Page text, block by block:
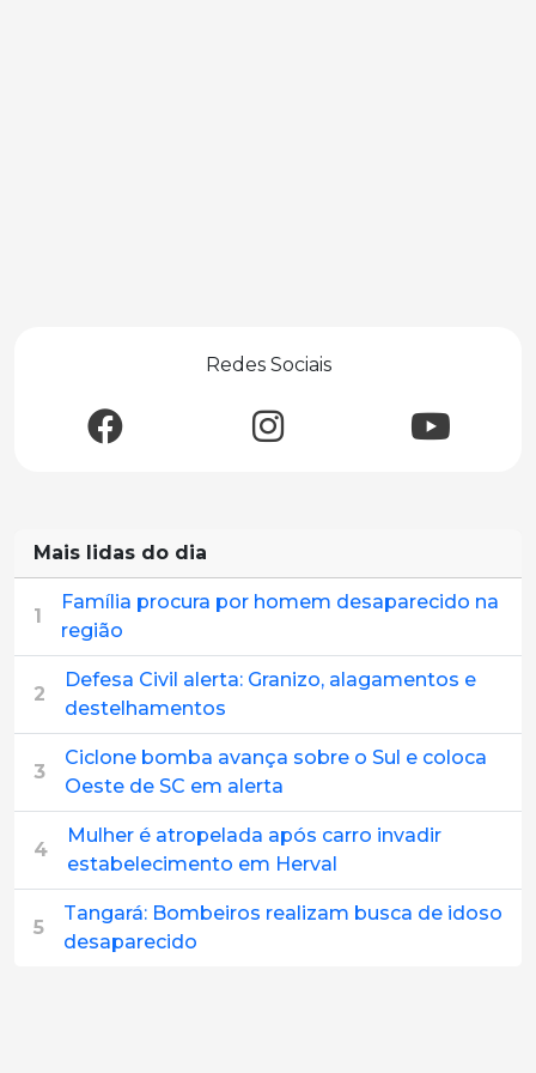
Redes Sociais
Mais lidas do dia
1
Família procura por homem desaparecido na
região
2
Defesa Civil alerta: Granizo, alagamentos e
destelhamentos
3
Ciclone bomba avança sobre o Sul e coloca
Oeste de SC em alerta
4
Mulher é atropelada após carro invadir
estabelecimento em Herval
5
Tangará: Bombeiros realizam busca de idoso
desaparecido